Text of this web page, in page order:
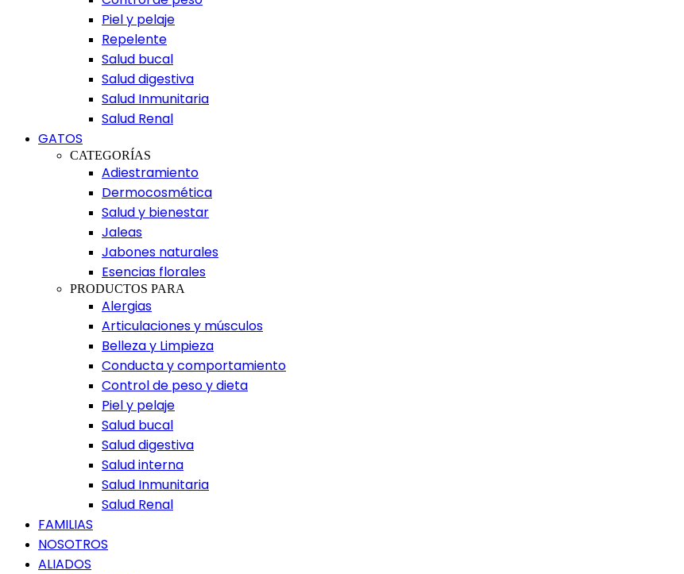
Piel y pelaje
Repelente
Salud bucal
Salud digestiva
Salud Inmunitaria
Salud Renal
GATOS
CATEGORÍAS
Adiestramiento
Dermocosmética
Salud y bienestar
Jaleas
Jabones naturales
Esencias florales
PRODUCTOS PARA
Alergias
Articulaciones y músculos
Belleza y Limpieza
Conducta y comportamiento
Control de peso y dieta
Piel y pelaje
Salud bucal
Salud digestiva
Salud interna
Salud Inmunitaria
Salud Renal
FAMILIAS
NOSOTROS
ALIADOS